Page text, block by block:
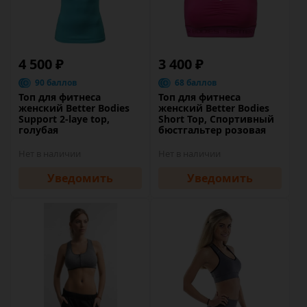
4 500 ₽
90 баллов
Топ для фитнеса
женский Better Bodies
Support 2-laye top,
голубая
Уведомить
3 400 ₽
68 баллов
Топ для фитнеса
женский Better Bodies
Short Top, Спортивный
бюстгальтер розовая
Уведомить